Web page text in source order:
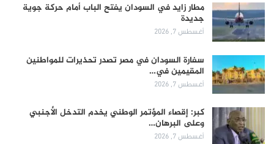
مطار زايد في السودان يفتح الباب أمام حركة جوية
جديدة
أغسطس 7, 2026
سفارة السودان في مصر تصدر تحذيرات للمواطنين
المقيمين في…
أغسطس 7, 2026
كبر: إقصاء المؤتمر الوطني يخدم التدخل الأجنبي
وعلى البرهان…
أغسطس 7, 2026